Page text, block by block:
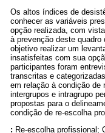
Os altos índices de
conhecer as variáveis
opção realizada, com
à prevenção deste
objetivo realizar um
insatisfeitas com sua
participantes foram
transcritas e
em relação à condição de
intergrupos e intragrupo
propostas para o
condição de re-escolha
: Re-escolha profissional;